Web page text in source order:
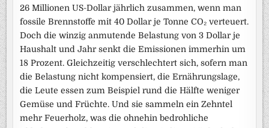
26 Millionen US-Dollar jährlich zusammen, wenn man
fossile Brennstoffe mit 40 Dollar je Tonne CO₂ verteuert.
Doch die winzig anmutende Belastung von 3 Dollar je
Haushalt und Jahr senkt die Emissionen immerhin um
18 Prozent. Gleichzeitig verschlechtert sich, sofern man
die Belastung nicht kompensiert, die Ernährungslage,
die Leute essen zum Beispiel rund die Hälfte weniger
Gemüse und Früchte. Und sie sammeln ein Zehntel
mehr Feuerholz, was die ohnehin bedrohliche